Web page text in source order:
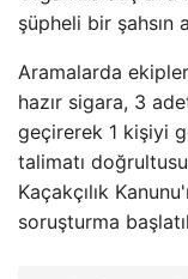
şüpheli bir şahsın
Aramalarda
hazır sigara, 3
geçirerek 1 kişiyi
talimatı
Kaçakçılık
soruşturma